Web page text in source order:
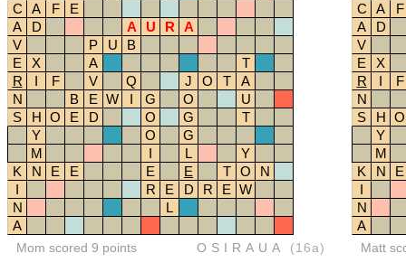
C
A F
E
A
D A U R
A
V
P U
B
E
X A
T
R
I F V Q J O T
A
N
B E W I G O
U
S
H O E D O G
T
Y
O
G
M
I L
Y
K
N E E E E T O
N
I
R E D R E W
N
L
A
Mom scored 9 points OSIRAUA (16a)
C
A
F
A
D
V
E
X
R
I
F
N
S
H O
Y
M
K
N
E
I
N
A
Matt